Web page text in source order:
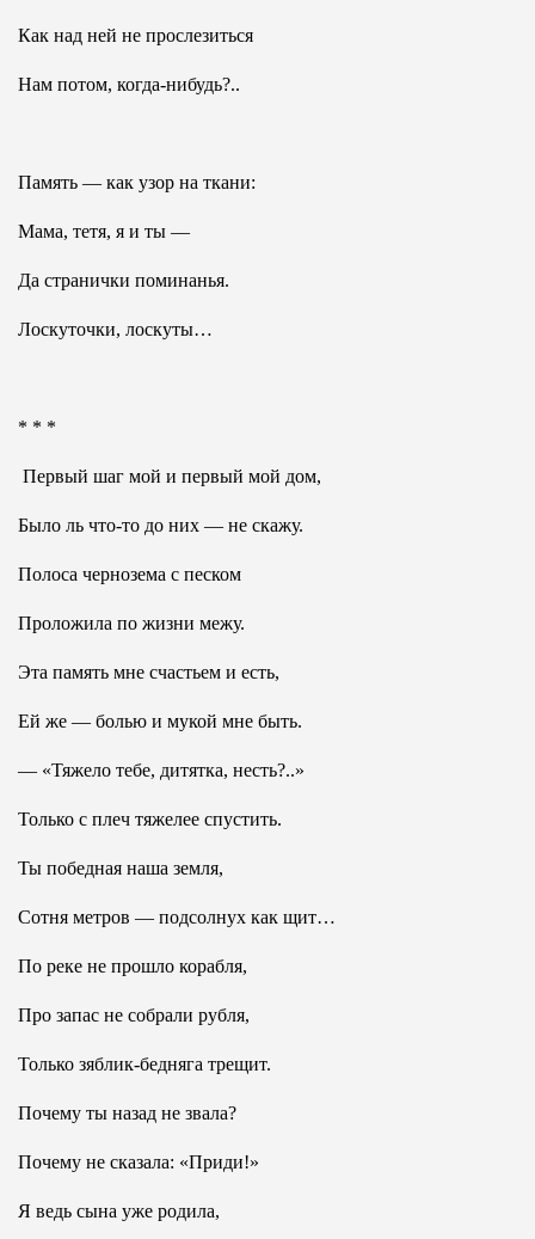
Как над ней не прослезиться
Нам потом, когда-нибудь?..
Память — как узор на ткани:
Мама, тетя, я и ты —
Да странички поминанья.
Лоскуточки, лоскуты…
* * *
Первый шаг мой и первый мой дом,
Было ль что-то до них — не скажу.
Полоса чернозема с песком
Проложила по жизни межу.
Эта память мне счастьем и есть,
Ей же — болью и мукой мне быть.
— «Тяжело тебе, дитятка, несть?..»
Только с плеч тяжелее спустить.
Ты победная наша земля,
Сотня метров — подсолнух как щит…
По реке не прошло корабля,
Про запас не собрали рубля,
Только зяблик-бедняга трещит.
Почему ты назад не звала?
Почему не сказала: «Приди!»
Я ведь сына уже родила,